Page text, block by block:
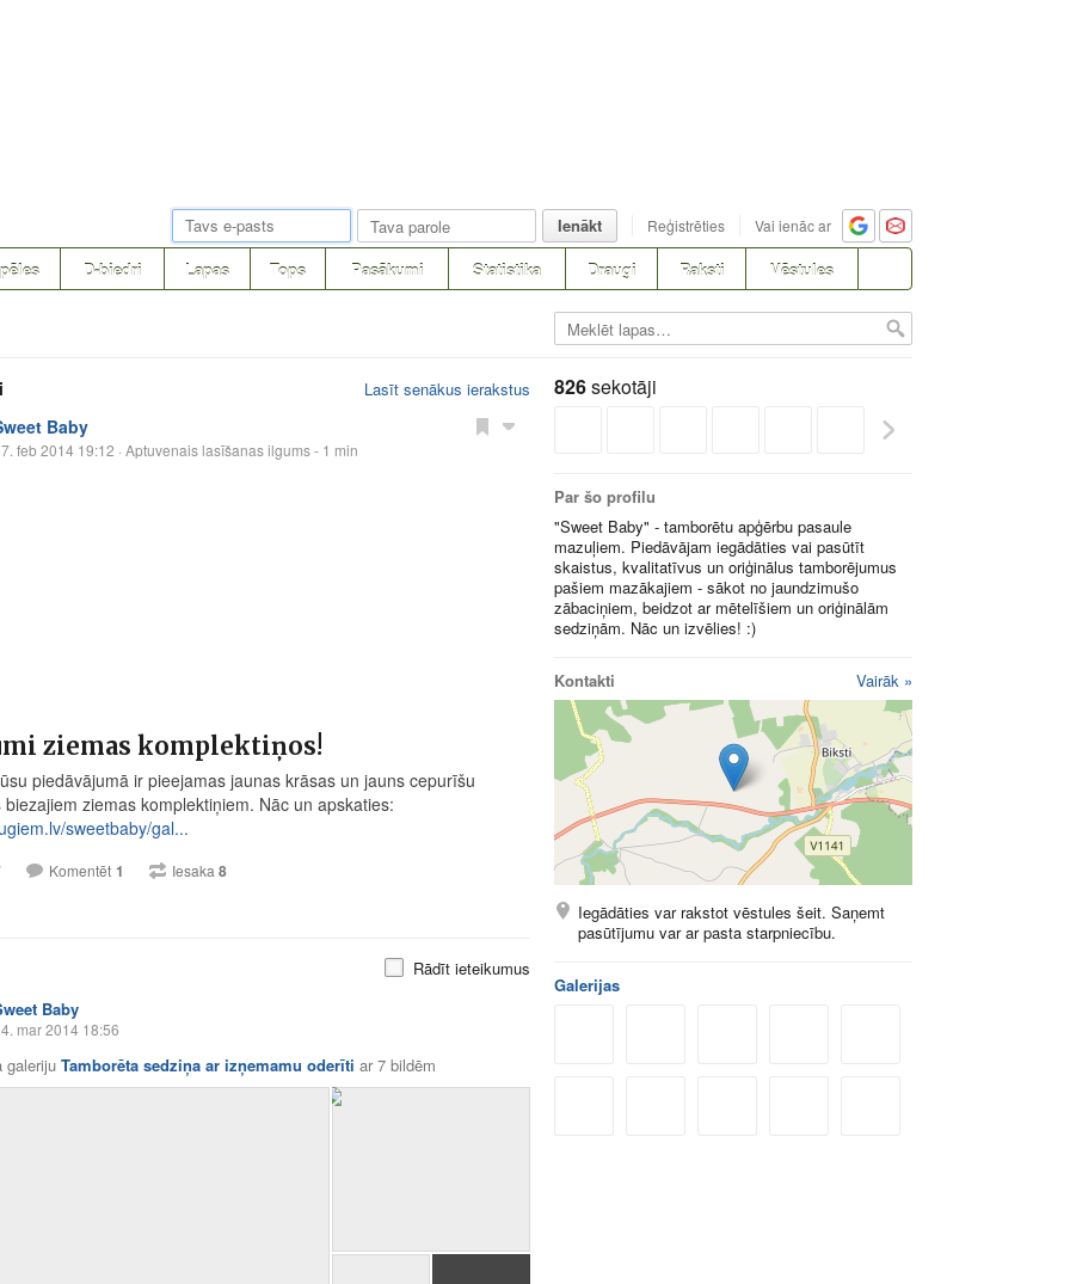
Ienākt Reģistrēties Vai ienāc ar
D-biedri Lapas Tops Pasākumi Statistika Draugi Raksti Vēstules
Lasīt senākus ierakstus
Baby
feb 2014 19:12 · Aptuvenais lasīšanas ilgums - 1 min
ziemas komplektiņos!
piedāvājumā ir pieejamas jaunas krāsas un jauns cepurīšu
ziemas komplektiņiem. Nāc un apskaties:
sweetbaby/gal...
Komentēt 1 Iesaka 8
Rādīt ieteikumus
Baby
mar 2014 18:56
galeriju Tamborēta sedziņa ar izņemamu oderīti ar7 bildēm
826sekotāji
Par šo profilu
"Sweet Baby" - tamborētu apģērbu pasaule
mazuļiem. Piedāvājam iegādāties vai pasūtīt
skaistus, kvalitatīvus un oriģinālus tamborējumus
pašiem mazākajiem - sākot no jaundzimušo
zābaciņiem, beidzot ar mētelīšiem un oriģinālām
sedziņām. Nāc un izvēlies! :)
Kontakti Vairāk »
Iegādāties var rakstot vēstules šeit. Saņemt
pasūtījumu var ar pasta starpniecību.
Galerijas